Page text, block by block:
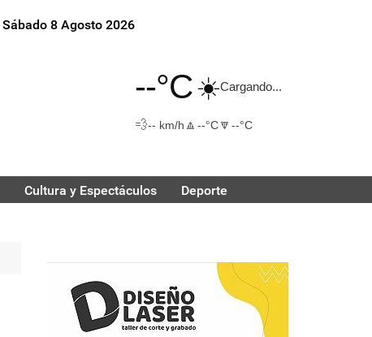
Sábado 8 Agosto 2026
--°C☀️Cargando...
💨-- km/h 🔼 --°C🔽 --°C
Cultura y Espectáculos Deporte